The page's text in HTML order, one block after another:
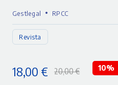
Gestlegal • RPCC
Revista
20,00€
18,00 € 10%